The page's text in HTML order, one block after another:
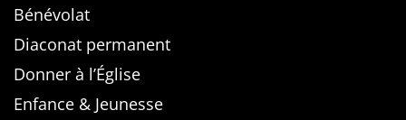
Bénévolat
Diaconat permanent
Donner à l’Église
Enfance & Jeunesse